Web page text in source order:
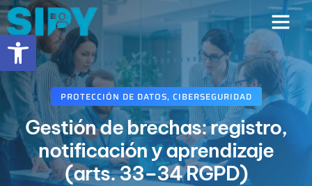
contenido
PROTECCIÓN DE DATOS, CIBERSEGURIDAD
Gestión de brechas: registro,
notificación y aprendizaje
(arts. 33–34 RGPD)
Abrir barra de herramientas